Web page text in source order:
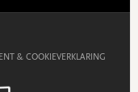
& COOKIEVERKLARING